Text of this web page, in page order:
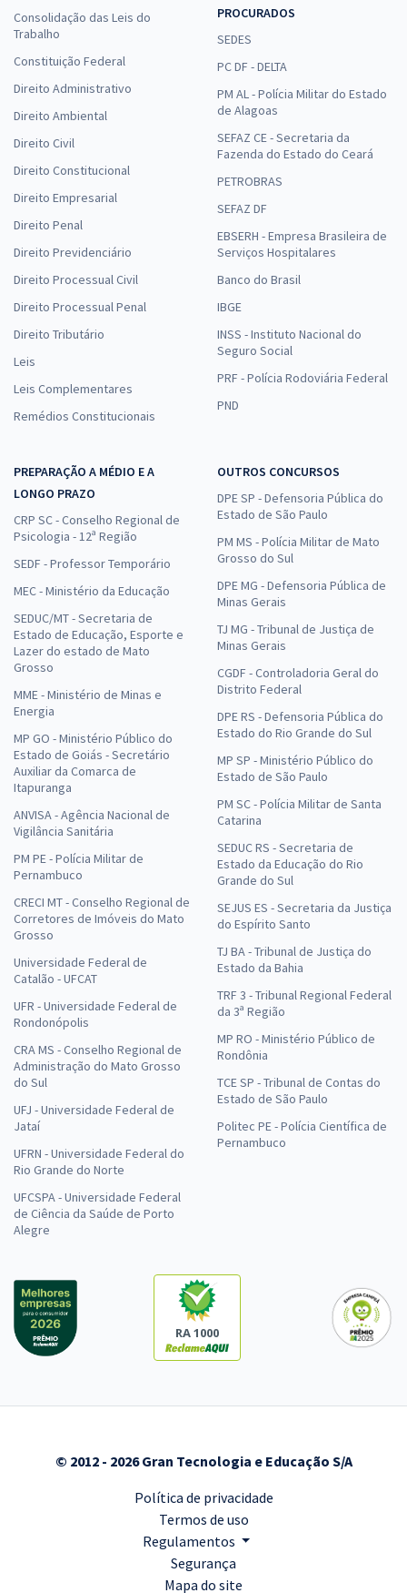
Consolidação das Leis do
Trabalho
Constituição Federal
Direito Administrativo
Direito Ambiental
Direito Civil
Direito Constitucional
Direito Empresarial
Direito Penal
Direito Previdenciário
Direito Processual Civil
Direito Processual Penal
Direito Tributário
Leis
Leis Complementares
Remédios Constitucionais
PROCURADOS
SEDES
PC DF - DELTA
PM AL - Polícia Militar do Estado
de Alagoas
SEFAZ CE - Secretaria da
Fazenda do Estado do Ceará
PETROBRAS
SEFAZ DF
EBSERH - Empresa Brasileira de
Serviços Hospitalares
Banco do Brasil
IBGE
INSS - Instituto Nacional do
Seguro Social
PRF - Polícia Rodoviária Federal
PND
PREPARAÇÃO A MÉDIO E A
LONGO PRAZO
CRP SC - Conselho Regional de
Psicologia - 12ª Região
SEDF - Professor Temporário
MEC - Ministério da Educação
SEDUC/MT - Secretaria de
Estado de Educação, Esporte e
Lazer do estado de Mato
Grosso
MME - Ministério de Minas e
Energia
MP GO - Ministério Público do
Estado de Goiás - Secretário
Auxiliar da Comarca de
Itapuranga
ANVISA - Agência Nacional de
Vigilância Sanitária
PM PE - Polícia Militar de
Pernambuco
CRECI MT - Conselho Regional de
Corretores de Imóveis do Mato
Grosso
Universidade Federal de
Catalão - UFCAT
UFR - Universidade Federal de
Rondonópolis
CRA MS - Conselho Regional de
Administração do Mato Grosso
do Sul
UFJ - Universidade Federal de
Jataí
UFRN - Universidade Federal do
Rio Grande do Norte
UFCSPA - Universidade Federal
de Ciência da Saúde de Porto
Alegre
OUTROS CONCURSOS
DPE SP - Defensoria Pública do
Estado de São Paulo
PM MS - Polícia Militar de Mato
Grosso do Sul
DPE MG - Defensoria Pública de
Minas Gerais
TJ MG - Tribunal de Justiça de
Minas Gerais
CGDF - Controladoria Geral do
Distrito Federal
DPE RS - Defensoria Pública do
Estado do Rio Grande do Sul
MP SP - Ministério Público do
Estado de São Paulo
PM SC - Polícia Militar de Santa
Catarina
SEDUC RS - Secretaria de
Estado da Educação do Rio
Grande do Sul
SEJUS ES - Secretaria da Justiça
do Espírito Santo
TJ BA - Tribunal de Justiça do
Estado da Bahia
TRF 3 - Tribunal Regional Federal
da 3ª Região
MP RO - Ministério Público de
Rondônia
TCE SP - Tribunal de Contas do
Estado de São Paulo
Politec PE - Polícia Científica de
Pernambuco
RA 1000
© 2012 - 2026 Gran Tecnologia e Educação S/A
Política de privacidade
Termos de uso
Regulamentos
Segurança
Mapa do site